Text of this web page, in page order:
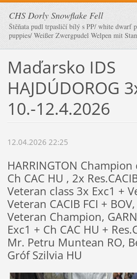
CHS Dorly Snowflake Fell
Štěňata pudl trpasličí bílý s PP/ white dwarf
puppies/ Weißer Zwergpudel Welpen mit
Maďarsko IDS
HAJDÚDOROG
10.-12.4.2026
12.04.2026 22:25
HARRINGTON Champion
Ch CAC HU , 2x
Veteran class 3x Exc1 +
Veteran CACIB FCI +
Veteran Champion,
Exc1 + Ch CAC HU +
Mr. Petru Muntean RO,
Gróf Szilvia HU